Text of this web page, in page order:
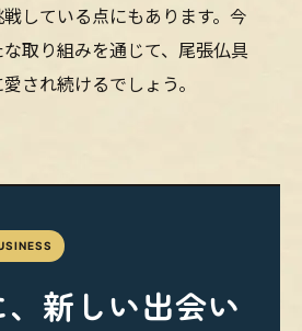
している点にもあります。今
取り組みを通じて、尾張仏具
され続けるでしょう。
新しい出会い